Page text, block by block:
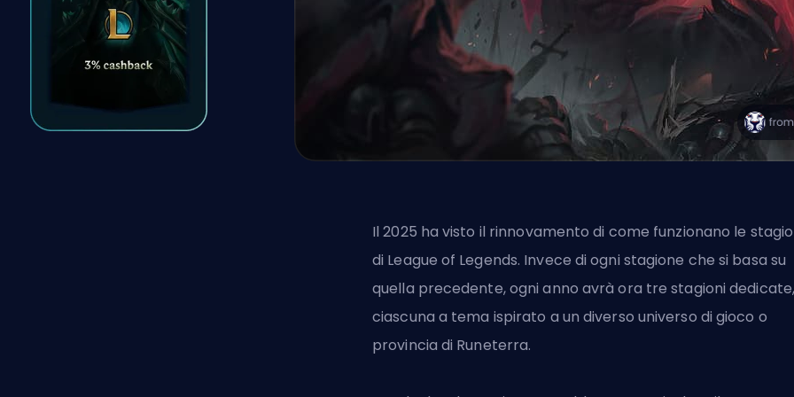
Il 2025 ha visto il rinnovamento di come funzionano le
di League of Legends. Invece di ogni stagione che si basa su
quella precedente, ogni anno avrà ora tre stagioni
ciascuna a tema ispirato a un diverso universo di gioco o
provincia di Runeterra.